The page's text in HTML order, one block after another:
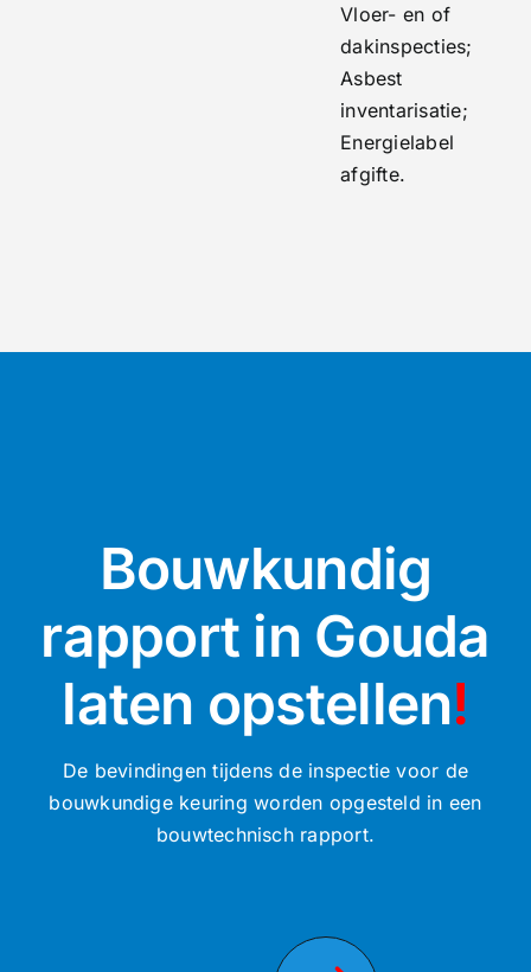
Vloer- en of
dakinspecties;
Asbest
inventarisatie;
Energielabel
afgifte.
Bouwkundig
rapport in Gouda
laten opstellen!
De bevindingen tijdens de inspectie voor de
bouwkundige keuring worden opgesteld in een
bouwtechnisch rapport.